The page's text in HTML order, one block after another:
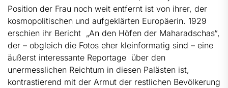
Position der Frau noch weit entfernt ist von ihrer, der
kosmopolitischen und aufgeklärten Europäerin. 1929
erschien ihr Bericht „An den Höfen der Maharadschas“,
der – obgleich die Fotos eher kleinformatig sind – eine
äußerst interessante Reportage über den
unermesslichen Reichtum in diesen Palästen ist,
kontrastierend mit der Armut der restlichen Bevölkerung